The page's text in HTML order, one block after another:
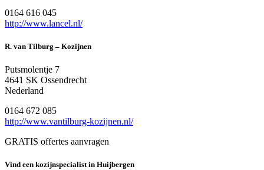
0164 616 045
http://www.lancel.nl/
R. van Tilburg – Kozijnen
Putsmolentje 7
4641 SK Ossendrecht
Nederland
0164 672 085
http://www.vantilburg-kozijnen.nl/
GRATIS offertes aanvragen
Vind een kozijnspecialist in Huijbergen